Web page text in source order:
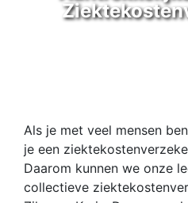
Als je met veel mensen
je een
Daarom kunnen we onze
collectieve